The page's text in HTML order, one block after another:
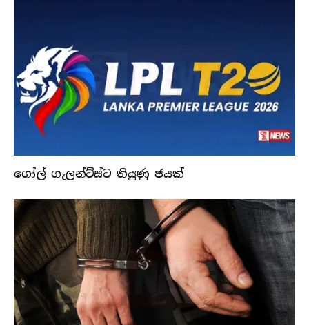
ගෝල් ගැලන්ට්ස්ට තියුණු ජයක්